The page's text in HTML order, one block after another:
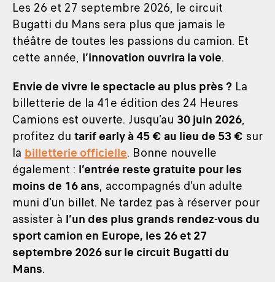
Les 26 et 27 septembre 2026, le circuit
Bugatti du Mans sera plus que jamais le
théâtre de toutes les passions du camion. Et
cette année, l’innovation ouvrira la voie.
Envie de vivre le spectacle au plus près ? La
billetterie de la 41e édition des 24 Heures
Camions est ouverte. Jusqu’au 30 juin 2026,
profitez du tarif early à 45 € au lieu de 53 € sur
la billetterie officielle. Bonne nouvelle
également : l’entrée reste gratuite pour les
moins de 16 ans, accompagnés d’un adulte
muni d’un billet. Ne tardez pas à réserver pour
assister à l’un des plus grands rendez-vous du
sport camion en Europe, les 26 et 27
septembre 2026 sur le circuit Bugatti du
Mans.